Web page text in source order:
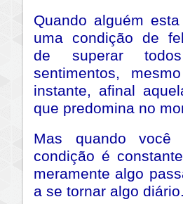
Quando alguém
uma condição de
de superar
sentimentos,
instante, afinal
que predomina no
Mas quando
condição é
meramente algo
a se tornar algo diário.